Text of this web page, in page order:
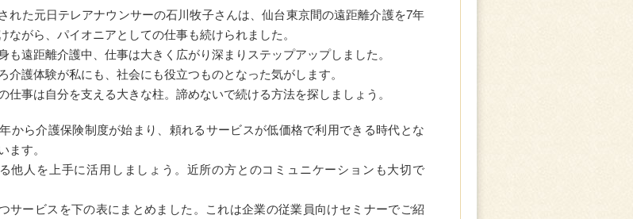
れた元日テレアナウンサーの石川牧子さんは、仙台東京間の遠距離介護を7年
ながら、パイオニアとしての仕事も続けられました。
も遠距離介護中、仕事は大きく広がり深まりステップアップしました。
介護体験が私にも、社会にも役立つものとなった気がします。
仕事は自分を支える大きな柱。諦めないで続ける方法を探しましょう。
から介護保険制度が始まり、頼れるサービスが低価格で利用できる時代とな
ます。
他人を上手に活用しましょう。近所の方とのコミュニケーションも大切で
サービスを下の表にまとめました。これは企業の従業員向けセミナーでご紹